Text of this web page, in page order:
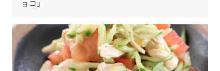
ョコ」